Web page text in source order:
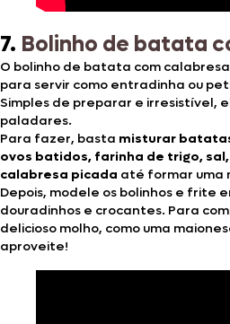
7. Bolinho de batata
O bolinho de batata com
para servir como entradinha ou
Simples de preparar e irresistível,
paladares.
Para fazer, basta misturar
ovos batidos, farinha de trigo,
calabresa picada até formar uma
Depois, modele os bolinhos e frite
douradinhos e crocantes. Para
delicioso molho, como uma
aproveite!